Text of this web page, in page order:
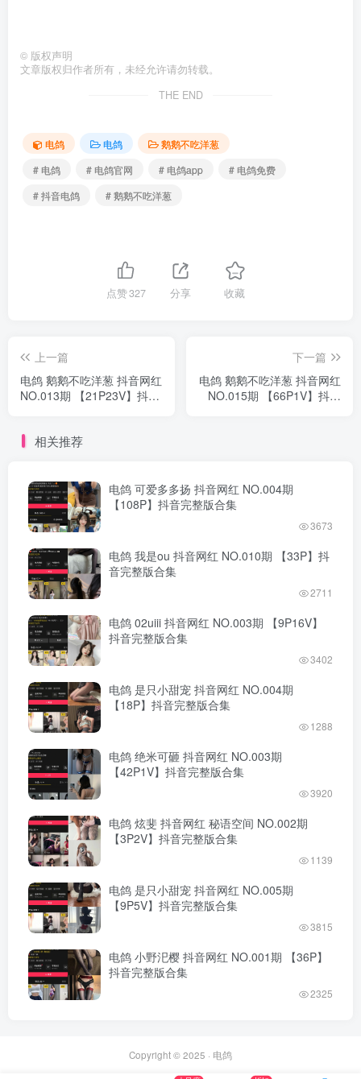
© 版权声明
文章版权归作者所有，未经允许请勿转载。
THE END
电鸽 电鸽
鹅鹅不吃洋葱
# 电鸽
# 电鸽官网 # 电鸽app
# 电鸽免费
# 抖音电鸽
# 鹅鹅不吃洋葱
点赞327 分享 收藏
上一篇
电鸽 鹅鹅不吃洋葱 抖音网红
NO.013期 【21P23V】抖音
下一篇
电鸽 鹅鹅不吃洋葱 抖音网红
NO.015期 【66P1V】抖音
相关推荐
电鸽 可爱多多扬 抖音网红 NO.004期
【108P】抖音完整版合集
3673
电鸽 我是ou 抖音网红 NO.010期 【33P】抖
音完整版合集
2711
电鸽 02uiii 抖音网红 NO.003期 【9P16V】
抖音完整版合集
3402
电鸽 是只小甜宠 抖音网红 NO.004期
【18P】抖音完整版合集
1288
电鸽 绝米可砸 抖音网红 NO.003期
【42P1V】抖音完整版合集
3920
电鸽 炫斐 抖音网红 秘语空间 NO.002期
【3P2V】抖音完整版合集
1139
电鸽 是只小甜宠 抖音网红 NO.005期
【9P5V】抖音完整版合集
3815
电鸽 小野汜樱 抖音网红 NO.001期 【36P】
抖音完整版合集
2325
Copyright © 2025 · 电鸽